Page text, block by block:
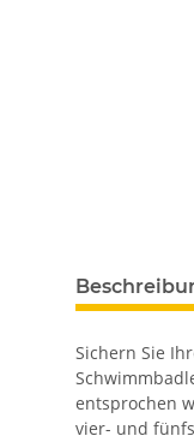
Sichern Sie
entsprochen
vier- und